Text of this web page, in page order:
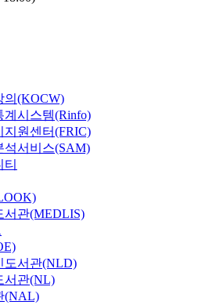
의(KOCW)
계시스템(Rinfo)
지원센터(FRIC)
석서비스(SAM)
서관(MEDLIS)
도서관(NLD)
서관(NL)
(NAL)